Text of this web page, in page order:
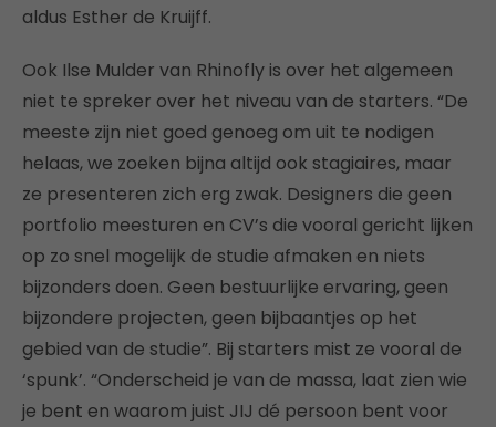
aldus Esther de Kruijff.
Ook Ilse Mulder van Rhinofly is over het algemeen
niet te spreker over het niveau van de starters. “De
meeste zijn niet goed genoeg om uit te nodigen
helaas, we zoeken bijna altijd ook stagiaires, maar
ze presenteren zich erg zwak. Designers die geen
portfolio meesturen en CV’s die vooral gericht lijken
op zo snel mogelijk de studie afmaken en niets
bijzonders doen. Geen bestuurlijke ervaring, geen
bijzondere projecten, geen bijbaantjes op het
gebied van de studie”. Bij starters mist ze vooral de
‘spunk’. “Onderscheid je van de massa, laat zien wie
je bent en waarom juist JIJ dé persoon bent voor